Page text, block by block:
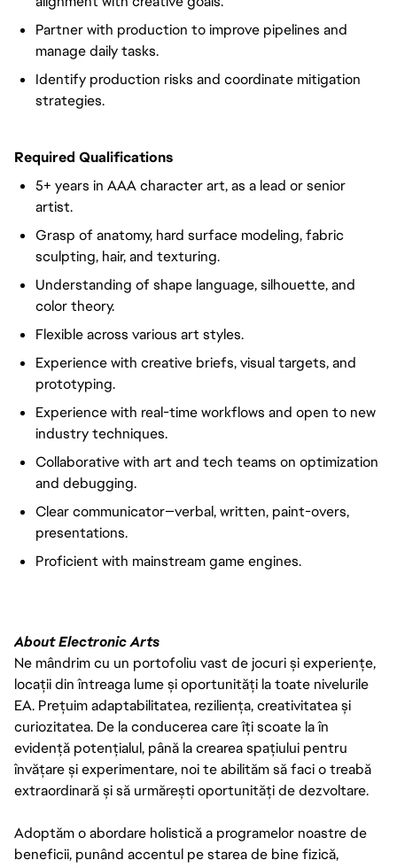
Partner with production to improve pipelines and
manage daily tasks.
Identify production risks and coordinate mitigation
strategies.
Required Qualifications
5+ years in AAA character art, as a lead or senior
artist.
Grasp of anatomy, hard surface modeling, fabric
sculpting, hair, and texturing.
Understanding of shape language, silhouette, and
color theory.
Flexible across various art styles.
Experience with creative briefs, visual targets, and
prototyping.
Experience with real-time workflows and open to new
industry techniques.
Collaborative with art and tech teams on optimization
and debugging.
Clear communicator—verbal, written, paint-overs,
presentations.
Proficient with mainstream game engines.
About Electronic Arts
Ne mândrim cu un portofoliu vast de jocuri și experiențe,
locații din întreaga lume și oportunități la toate nivelurile
EA. Prețuim adaptabilitatea, reziliența, creativitatea și
curiozitatea. De la conducerea care îți scoate la în
evidență potențialul, până la crearea spațiului pentru
învățare și experimentare, noi te abilităm să faci o treabă
extraordinară și să urmărești oportunități de dezvoltare.
Adoptăm o abordare holistică a programelor noastre de
beneficii, punând accentul pe starea de bine fizică,